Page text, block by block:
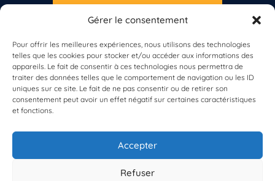
Gérer le consentement
Pour offrir les meilleures expériences, nous utilisons des technologies
telles que les cookies pour stocker et/ou accéder aux informations des
appareils. Le fait de consentir à ces technologies nous permettra de
traiter des données telles que le comportement de navigation ou les ID
uniques sur ce site. Le fait de ne pas consentir ou de retirer son
consentement peut avoir un effet négatif sur certaines caractéristiques
et fonctions.
Accepter
Refuser
À propos de BioLit
Vos données d'observation
Ressources
Résultats du programme
S'INSCRIRE À LA NEWSLETTER